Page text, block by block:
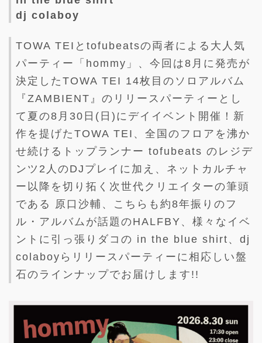
dj colaboy
TOWA TEIとtofubeatsの両者による大人気
パーティー「hommy」、今回は8月に発売が
決定したTOWA TEI 14枚目のソロアルバム
『ZAMBIENT』のリリースパーティーとし
て夏の8月30日(日)にデイイベント開催！新
作を提げたTOWA TEI、全国のフロアを沸か
せ続けるトップランナー tofubeats のレジデ
ンツ2人のDJプレイに加え、ネットカルチャ
ー以降を切り拓く次世代クリエイターの筆頭
である 原口沙輔、こちらも約8年振りのフ
ル・アルバムが話題のHALFBY、様々なイベ
ントに引っ張りダコの in the blue shirt、dj
colaboyらリリースパーティーに相応しい盤
石のラインナップでお届けします!!